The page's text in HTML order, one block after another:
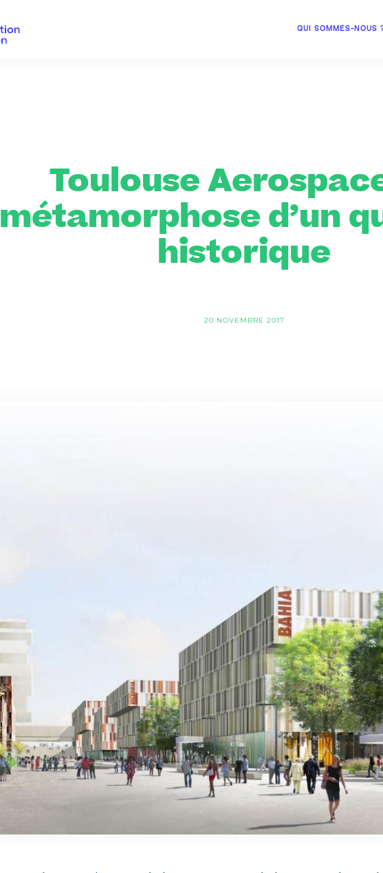
QUI SOMMES-NOUS
Toulouse
métamorphose d’un
historique
20 NOVEMBRE 2017